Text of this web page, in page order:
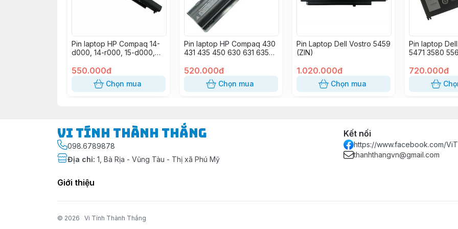
Pin laptop HP Compaq 14-
d000, 14-r000, 15-d000,
15-s000, CQ14, CQ15,
Probook 240 G2, OA03
(OA04) (OEM)
550.000đ
Chọn mua
Pin laptop HP Compaq 430
431 435 450 630 631 635
CQ43 CQ45 CQ56 CQ57
CQ62 CQ72 (OEM)
520.000đ
Chọn mua
Pin Laptop Dell Vostro 5459
(ZIN)
1.020.000đ
Chọn mua
Pin laptop
5471 3580
7379 3480
3580 5565
5570 5578
3390 3580
720.000đ
Vi Tính Thành Thắng
098.6789878
Địa chỉ: 1, Bà Rịa - Vũng Tàu - Thị xã Phú Mỹ
Kết nối
https://www.facebook.com/
thanhthangvn@gmail.com
Giới thiệu
© 2026 Vi Tính Thành Thắng